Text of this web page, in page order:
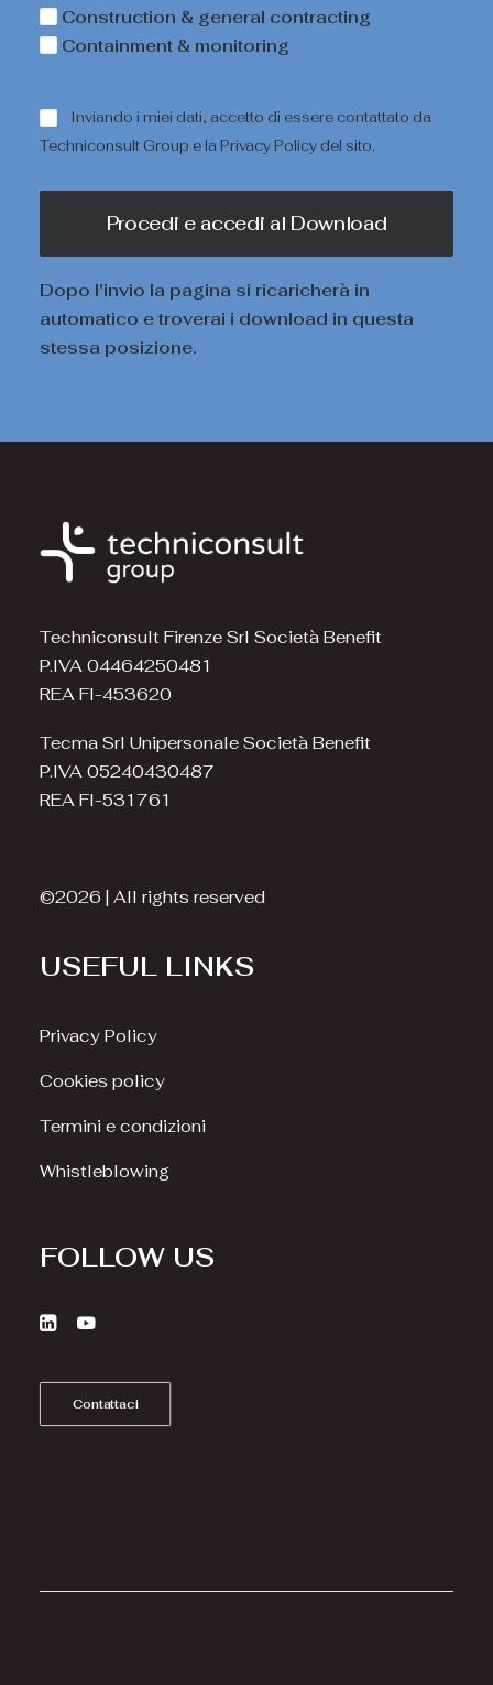
Construction & general contracting
Containment & monitoring
Inviando i miei dati, accetto di essere contattato da
Techniconsult Group e laPrivacy Policydel sito.
Dopo l'invio la pagina si ricaricherà in
automatico e troverai i download in questa
stessa posizione.
Techniconsult Firenze Srl Società Benefit
P.IVA 04464250481
REA FI-453620
Tecma Srl Unipersonale Società Benefit
P.IVA 05240430487
REA FI-531761
©2026 | All rights reserved
USEFUL LINKS
Privacy Policy
Cookies policy
Termini e condizioni
Whistleblowing
FOLLOW US
Contattaci